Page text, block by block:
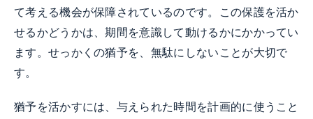
て考える機会が保障されているのです。この保護を活か
せるかどうかは、期間を意識して動けるかにかかってい
ます。せっかくの猶予を、無駄にしないことが大切で
す。
猶予を活かすには、与えられた時間を計画的に使うこと